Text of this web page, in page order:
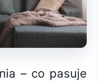
– co pasuje